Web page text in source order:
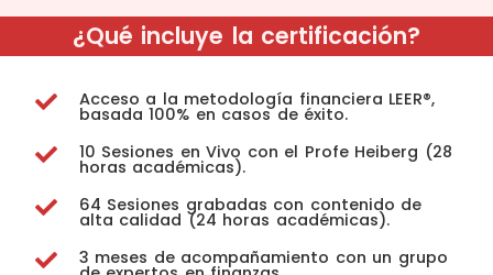
¿Qué incluye la certificación?
Acceso a la metodología financiera LEER®,
basada 100% en casos de éxito.
10 Sesiones en Vivo con el Profe Heiberg (28
horas académicas).
64 Sesiones grabadas con contenido de
alta calidad (24 horas académicas).
3 meses de acompañamiento con un grupo